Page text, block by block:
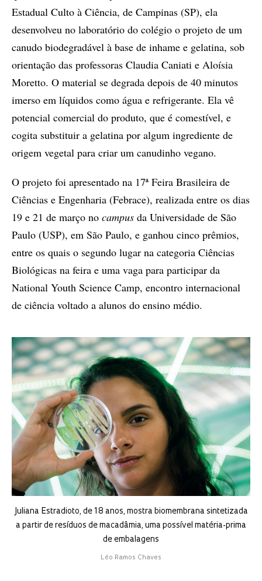
Estadual Culto à Ciência, de Campinas (SP), ela
desenvolveu no laboratório do colégio o projeto de um
canudo biodegradável à base de inhame e gelatina, sob
orientação das professoras Claudia Caniati e Aloísia
Moretto. O material se degrada depois de 40 minutos
imerso em líquidos como água e refrigerante. Ela vê
potencial comercial do produto, que é comestível, e
cogita substituir a gelatina por algum ingrediente de
origem vegetal para criar um canudinho vegano.
O projeto foi apresentado na 17ª Feira Brasileira de
Ciências e Engenharia (Febrace), realizada entre os dias
19 e 21 de março no campus da Universidade de São
Paulo (USP), em São Paulo, e ganhou cinco prêmios,
entre os quais o segundo lugar na categoria Ciências
Biológicas na feira e uma vaga para participar da
National Youth Science Camp, encontro internacional
de ciência voltado a alunos do ensino médio.
Juliana Estradioto, de 18 anos, mostra biomembrana sintetizada
a partir de resíduos de macadâmia, uma possível matéria-prima
de embalagens
Léo Ramos Chaves